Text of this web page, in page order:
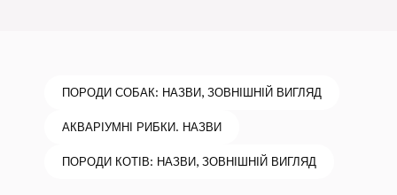
ПОРОДИ СОБАК: НАЗВИ, ЗОВНІШНІЙ ВИГЛЯД
АКВАРІУМНІ РИБКИ. НАЗВИ
ПОРОДИ КОТІВ: НАЗВИ, ЗОВНІШНІЙ ВИГЛЯД